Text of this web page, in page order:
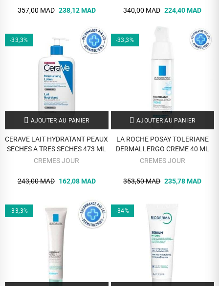
357,00 MAD 238,12 MAD 340,00 MAD 224,40 MAD
-33,3%
AJOUTER AU PANIER
CERAVE LAIT HYDRATANT PEAUX
SECHES A TRES SECHES 473 ML
CREMES JOUR
243,00 MAD 162,08 MAD
-33,3%
AJOUTER AU PANIER
LA ROCHE POSAY TOLERIANE
DERMALLERGO CREME 40 ML
CREMES JOUR
353,50 MAD 235,78 MAD
-33,3% -34%